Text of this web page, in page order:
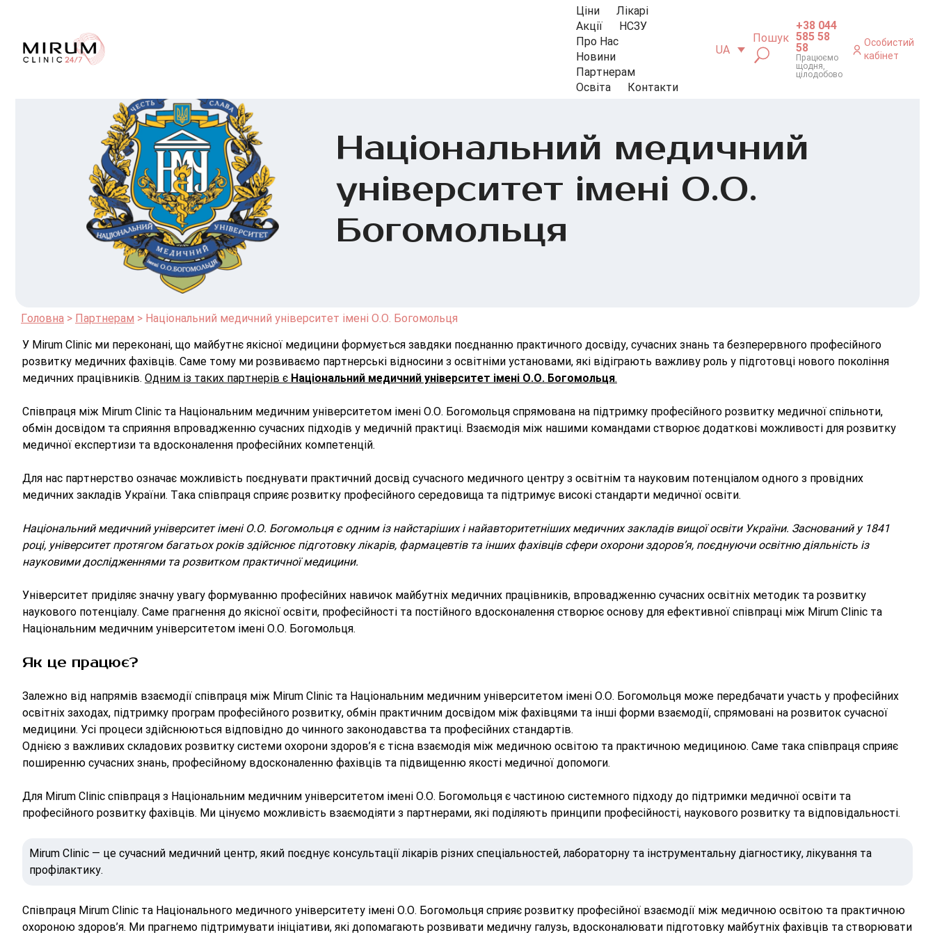
Ціни
Лікарі
Акції
НСЗУ
Про Нас
Новини
Партнерам
Освіта
Контакти
UA
Пошук
+38 044
585 58
58
Працюємо
щодня,
цілодобово
Особистий
кабінет
Національний медичний
університет імені О.О.
Богомольця
Головна Партнерам
Національний медичний університет імені О.О. Богомольця
У Mirum Clinic ми переконані, що майбутнє якісної медицини формується завдяки поєднанню практичного досвіду, сучасних знань та безперервного професійного
розвитку медичних фахівців. Саме тому ми розвиваємо партнерські відносини з освітніми установами, які відіграють важливу роль у підготовці нового покоління
медичних працівників. Одним із таких партнерів є Національний медичний університет імені О.О. Богомольця.
Співпраця між Mirum Clinic та Національним медичним університетом імені О.О. Богомольця спрямована на підтримку професійного розвитку медичної спільноти,
обмін досвідом та сприяння впровадженню сучасних підходів у медичній практиці. Взаємодія між нашими командами створює додаткові можливості для розвитку
медичної експертизи та вдосконалення професійних компетенцій.
Для нас партнерство означає можливість поєднувати практичний досвід сучасного медичного центру з освітнім та науковим потенціалом одного з провідних
медичних закладів України. Така співпраця сприяє розвитку професійного середовища та підтримує високі стандарти медичної освіти.
Національний медичний університет імені О.О. Богомольця є одним із найстаріших і найавторитетніших медичних закладів вищої освіти України. Заснований у 1841
році, університет протягом багатьох років здійснює підготовку лікарів, фармацевтів та інших фахівців сфери охорони здоров’я, поєднуючи освітню діяльність із
науковими дослідженнями та розвитком практичної медицини.
Університет приділяє значну увагу формуванню професійних навичок майбутніх медичних працівників, впровадженню сучасних освітніх методик та розвитку
наукового потенціалу. Саме прагнення до якісної освіти, професійності та постійного вдосконалення створює основу для ефективної співпраці між Mirum Clinic та
Національним медичним університетом імені О.О. Богомольця.
Як це працює?
Залежно від напрямів взаємодії співпраця між Mirum Clinic та Національним медичним університетом імені О.О. Богомольця може передбачати участь у професійних
освітніх заходах, підтримку програм професійного розвитку, обмін практичним досвідом між фахівцями та інші форми взаємодії, спрямовані на розвиток сучасної
медицини. Усі процеси здійснюються відповідно до чинного законодавства та професійних стандартів.
Однією з важливих складових розвитку системи охорони здоров’я є тісна взаємодія між медичною освітою та практичною медициною. Саме така співпраця сприяє
поширенню сучасних знань, професійному вдосконаленню фахівців та підвищенню якості медичної допомоги.
Для Mirum Clinic співпраця з Національним медичним університетом імені О.О. Богомольця є частиною системного підходу до підтримки медичної освіти та
професійного розвитку фахівців. Ми цінуємо можливість взаємодіяти з партнерами, які поділяють принципи професійності, наукового розвитку та відповідальності.
Mirum Clinic — це сучасний медичний центр, який поєднує консультації лікарів різних спеціальностей, лабораторну та інструментальну діагностику, лікування та
профілактику.
Співпраця Mirum Clinic та Національного медичного університету імені О.О. Богомольця сприяє розвитку професійної взаємодії між медичною освітою та практичною
охороною здоров’я. Ми прагнемо підтримувати ініціативи, які допомагають розвивати медичну галузь, вдосконалювати підготовку майбутніх фахівців та створювати